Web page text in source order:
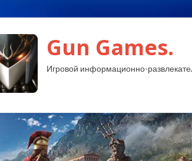
Gun Games.
Игровой информационно-